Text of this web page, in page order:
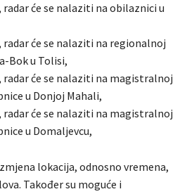
radar će se nalaziti na obilaznici u
radar će se nalaziti na regionalnoj
Bok u Tolisi,
radar će se nalaziti na magistralnoj
u Donjoj Mahali,
radar će se nalaziti na magistralnoj
u Domaljevcu,
lokacija, odnosno vremena,
Također su moguće i